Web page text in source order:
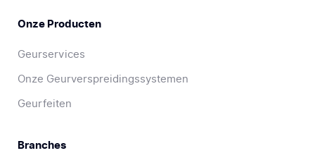
Onze Producten
Geurservices
Onze Geurverspreidingssystemen
Geurfeiten
Branches